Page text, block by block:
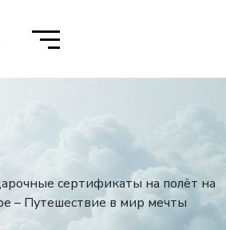
сертификаты на полёт на
– Путешествие в мир мечты